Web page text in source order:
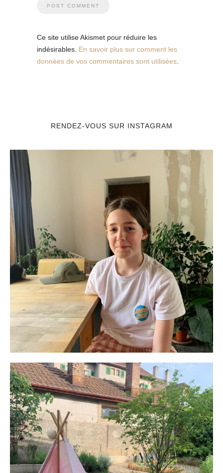
Ce site utilise Akismet pour réduire les
indésirables. En savoir plus sur comment les
données de vos commentaires sont utilisées.
RENDEZ-VOUS SUR INSTAGRAM